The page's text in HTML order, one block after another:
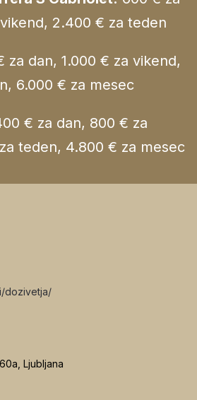
2.400 € za teden
za dan, 1.000 € za vikend,
6.000 € za mesec
€ za dan, 800 € za
teden, 4.800 € za mesec
dozivetja/
Ljubljana